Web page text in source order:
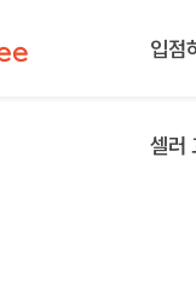
입점
셀러